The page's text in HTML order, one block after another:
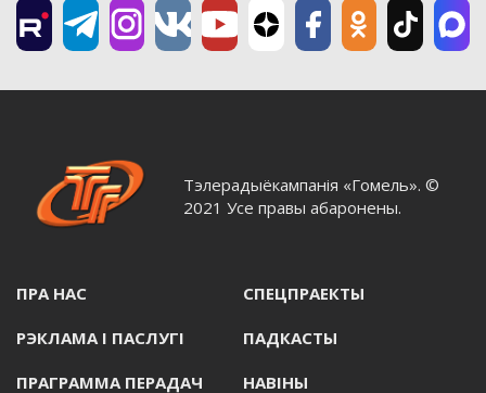
Тэлерадыёкампанія «Гомель». ©
2021 Усе правы абаронены.
ПРА НАС СПЕЦПРАЕКТЫ
РЭКЛАМА I ПАСЛУГI ПАДКАСТЫ
ПРАГРАММА ПЕРАДАЧ НАВIНЫ